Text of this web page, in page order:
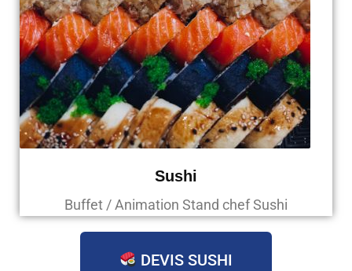
Sushi
Buffet / Animation Stand chef Sushi
DEVIS SUSHI